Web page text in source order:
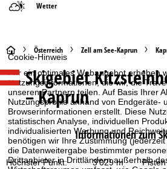
Cookie-Hinweis
Für ein optimales Webangebot erheben
Nutzungsinformationen, die wir, die
unseren Partnern teilen. Auf Basis Ihrer
Nutzungsprofile anhand von Endgeräte-
Browserinformationen erstellt. Diese
statistischen Analyse, individuellen
individualisierten Werbung und
benötigen wir Ihre Zustimmung
die Datenweitergabe bestimmter
Drittanbieter in Drittländern außerhalb
Wetter
S
t
a
r
t
Österreich Zell am See-Kaprun
Skigebiet
– Kaprun
Informationen zum
Höchster Punkt: 3’029 m